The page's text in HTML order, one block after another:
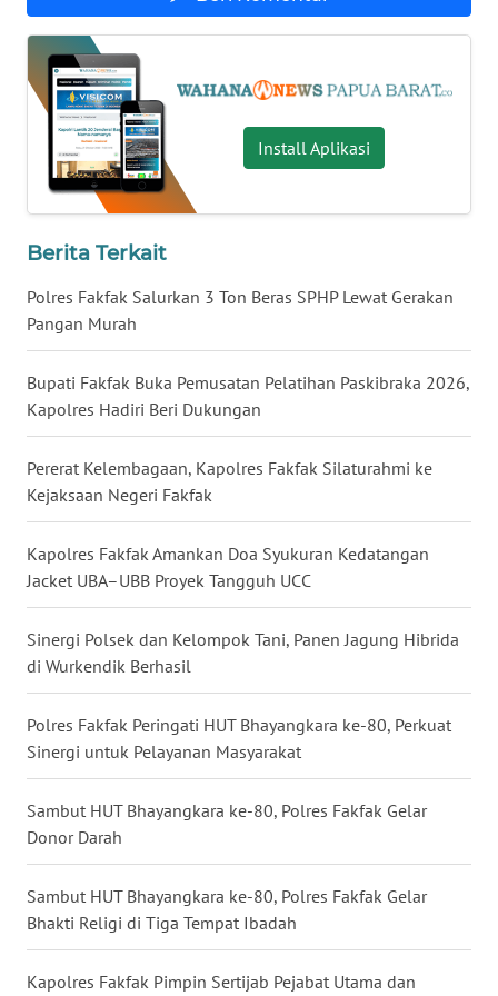
Install Aplikasi
Berita Terkait
Polres Fakfak Salurkan 3 Ton Beras SPHP Lewat Gerakan
Pangan Murah
Bupati Fakfak Buka Pemusatan Pelatihan Paskibraka 2026,
Kapolres Hadiri Beri Dukungan
Pererat Kelembagaan, Kapolres Fakfak Silaturahmi ke
Kejaksaan Negeri Fakfak
Kapolres Fakfak Amankan Doa Syukuran Kedatangan
Jacket UBA–UBB Proyek Tangguh UCC
Sinergi Polsek dan Kelompok Tani, Panen Jagung Hibrida
di Wurkendik Berhasil
Polres Fakfak Peringati HUT Bhayangkara ke-80, Perkuat
Sinergi untuk Pelayanan Masyarakat
Sambut HUT Bhayangkara ke-80, Polres Fakfak Gelar
Donor Darah
Sambut HUT Bhayangkara ke-80, Polres Fakfak Gelar
Bhakti Religi di Tiga Tempat Ibadah
Kapolres Fakfak Pimpin Sertijab Pejabat Utama dan
WN
SERAMBI
WN
JAMBI
WN
SULTRA
WN
NTB
WN
SULTENG
WN
SULBAR
WN
BABEL
WN
SUMBAR
SUMSEL
BENGKULU
LAMPUNG
JATENG